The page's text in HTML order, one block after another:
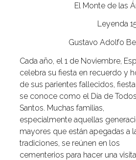
El Monte de las
Leyenda
Gustavo Adolfo
Cada año, el 1 de Noviembre,
celebra su fiesta en recuerdo y
de sus parientes fallecidos,
se conoce como el Día de
Santos. Muchas familias,
especialmente aquellas
mayores que están apegadas a
tradiciones, se reúnen en los
cementerios para hacer una